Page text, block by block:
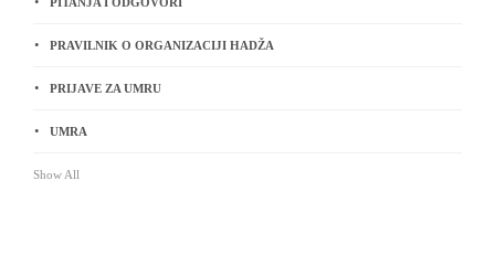
PRAVILNIK O ORGANIZACIJI HADŽA
PRIJAVE ZA UMRU
UMRA
Show All